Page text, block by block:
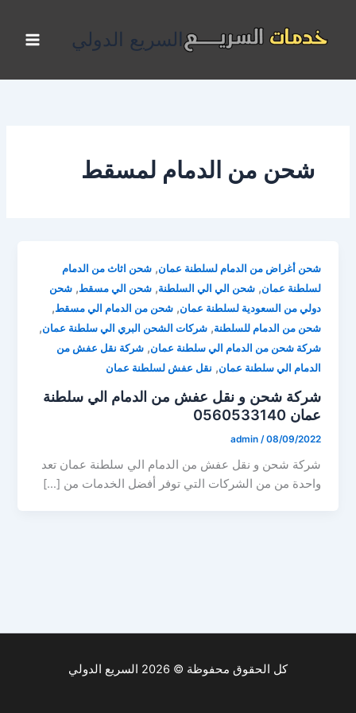
المحتوى
السريع الدولي
شحن من الدمام لمسقط
شحن أغراض من الدمام لسلطنة عمان,شحن اثاث من الدمام
لسلطنة عمان,شحن الي الي السلطنة,شحن الي مسقط,شحن
دولي من السعودية لسلطنة عمان,شحن من الدمام الي مسقط,
شحن من الدمام للسلطنة,شركات الشحن البري الي سلطنة عمان,
شركة شحن من الدمام الي سلطنة عمان,شركة نقل عفش من
الدمام الي سلطنة عمان, نقل عفش لسلطنة عمان
شركة شحن و نقل عفش من الدمام الي سلطنة
عمان 0560533140
admin /08/09/2022
شركة شحن و نقل عفش من الدمام الي سلطنة عمان تعد
واحدة من من الشركات التي توفر أفضل الخدمات من […]
كل الحقوق محفوظة © 2026 السريع الدولي